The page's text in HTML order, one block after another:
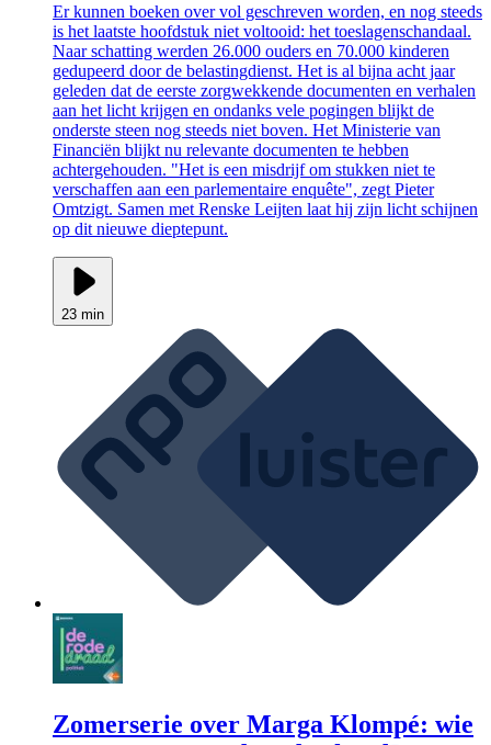
Er kunnen boeken over vol geschreven worden, en nog steeds
is het laatste hoofdstuk niet voltooid: het toeslagenschandaal.
Naar schatting werden 26.000 ouders en 70.000 kinderen
gedupeerd door de belastingdienst. Het is al bijna acht jaar
geleden dat de eerste zorgwekkende documenten en verhalen
aan het licht krijgen en ondanks vele pogingen blijkt de
onderste steen nog steeds niet boven. Het Ministerie van
Financiën blijkt nu relevante documenten te hebben
achtergehouden. "Het is een misdrijf om stukken niet te
verschaffen aan een parlementaire enquête", zegt Pieter
Omtzigt. Samen met Renske Leijten laat hij zijn licht schijnen
op dit nieuwe dieptepunt.
23 min
Zomerserie over Marga Klompé: wie